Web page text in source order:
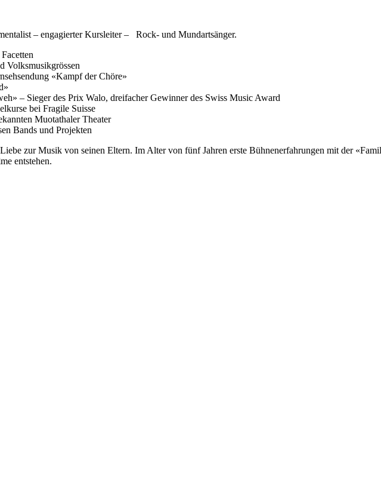
– engagierter Kursleiter – Rock- und Mundartsänger.
Volksmusikgrössen
«Kampf der Chöre»
– Sieger des Prix Walo, dreifacher Gewinner des Swiss Music Award
bei Fragile Suisse
Muotathaler Theater
Bands und Projekten
zur Musik von seinen Eltern. Im Alter von fünf Jahren erste Bühnenerfahrungen mit der
entstehen.